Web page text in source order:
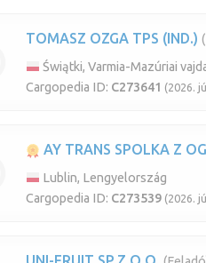
TOMASZ OZGA TPS (IND.)
Świątki, Varmia-Mazúriai
Cargopedia ID: C273641 (2026.
AY TRANS SPOLKA Z
Lublin, Lengyelország
Cargopedia ID: C273539 (2026.